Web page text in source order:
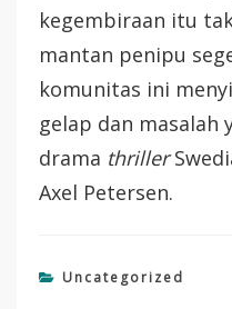
kegembiraan itu
mantan penipu
komunitas ini
gelap dan masalah
drama thriller
Axel Petersen.
Uncategorized